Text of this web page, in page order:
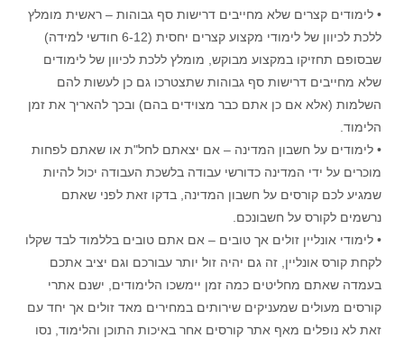
• לימודים קצרים שלא מחייבים דרישות סף גבוהות – ראשית מומלץ
ללכת לכיוון של לימודי מקצוע קצרים יחסית (6-12 חודשי למידה)
שבסופם תחזיקו במקצוע מבוקש, מומלץ ללכת לכיוון של לימודים
שלא מחייבים דרישות סף גבוהות שתצטרכו גם כן לעשות להם
השלמות (אלא אם כן אתם כבר מצוידים בהם) ובכך להאריך את זמן
הלימוד.
• לימודים על חשבון המדינה – אם יצאתם לחל"ת או שאתם לפחות
מוכרים על ידי המדינה כדורשי עבודה בלשכת העבודה יכול להיות
שמגיע לכם קורסים על חשבון המדינה, בדקו זאת לפני שאתם
נרשמים לקורס על חשבונכם.
• לימודי אונליין זולים אך טובים – אם אתם טובים בללמוד לבד שקלו
לקחת קורס אונליין, זה גם יהיה זול יותר עבורכם וגם יציב אתכם
בעמדה שאתם מחליטים כמה זמן יימשכו הלימודים, ישנם אתרי
קורסים מעולים שמעניקים שירותים במחירים מאד זולים אך יחד עם
זאת לא נופלים מאף אתר קורסים אחר באיכות התוכן והלימוד, נסו